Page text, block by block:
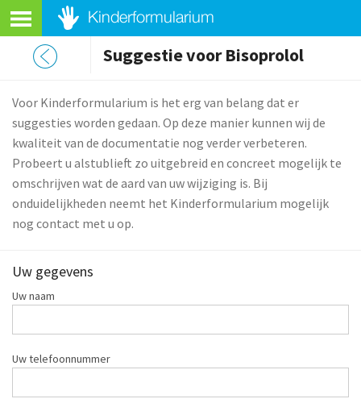
Suggestie voor Bisoprolol
Voor Kinderformularium is het erg van belang dat er
suggesties worden gedaan. Op deze manier kunnen wij de
kwaliteit van de documentatie nog verder verbeteren.
Probeert u alstublieft zo uitgebreid en concreet mogelijk te
omschrijven wat de aard van uw wijziging is. Bij
onduidelijkheden neemt het Kinderformularium mogelijk
nog contact met u op.
Uw gegevens
Uw naam
Uw telefoonnummer